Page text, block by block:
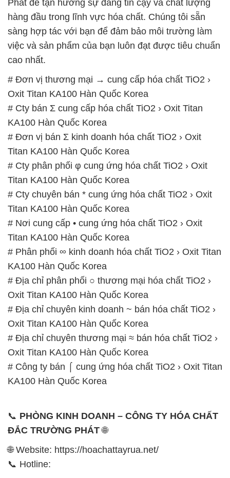
# Cty chuyên bán * cung ứng hóa chất TiO2 › Oxit
Titan KA100 Hàn Quốc Korea
# Nơi cung cấp • cung ứng hóa chất TiO2 › Oxit
Titan KA100 Hàn Quốc Korea
# Phân phối ∞ kinh doanh hóa chất TiO2 › Oxit Titan
KA100 Hàn Quốc Korea
# Địa chỉ phân phối ○ thương mại hóa chất TiO2 ›
Oxit Titan KA100 Hàn Quốc Korea
# Địa chỉ chuyên kinh doanh ~ bán hóa chất TiO2 ›
Oxit Titan KA100 Hàn Quốc Korea
# Địa chỉ chuyên thương mại ≈ bán hóa chất TiO2 ›
Oxit Titan KA100 Hàn Quốc Korea
# Công ty bán ⌠ cung ứng hóa chất TiO2 › Oxit Titan
KA100 Hàn Quốc Korea
📞PHÒNG KINH DOANH – CÔNG TY HÓA CHẤT
ĐẮC TRƯỜNG PHÁT🌐
🌐 Website: https://hoachattayrua.net/
📞 Hotline:
– 0933.920.505 – 028.3504.5555
– 028.3756.1835 – 028.3756.1840 –
028.3756.1841- 028.3756.1842
– 0932.660.696 – 0901.326.566 – 0906.387.866 –
0902.765.866
📧 Email: hoachat@dactruongphat.vn
TRƯỜNG PHÁT
Thời gian làm việctại Hóa Chất Đắc Trường Phát
được tổ chức như sau:
Thứ 2 đến thứ 6: Buổi sáng: từ 8h đến 11h – Buổi